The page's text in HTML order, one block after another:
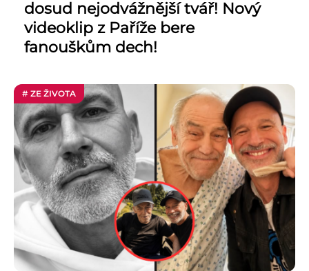
dosud nejodvážnější tvář! Nový
videoklip z Paříže bere
fanouškům dech!
# ZE ŽIVOTA